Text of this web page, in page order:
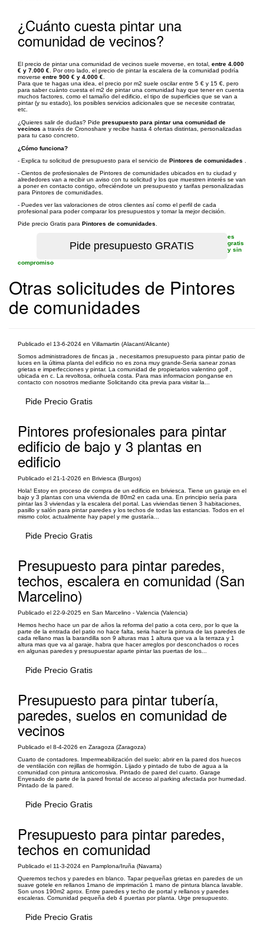
¿Cuánto cuesta pintar una
comunidad de vecinos?
El precio de pintar una comunidad de vecinos suele moverse, en total, entre 4.000
€ y 7.000 € . Por otro lado, el precio de pintar la escalera de la comunidad podría
moverse entre 900 € y 4.000 €
Para que te hagas una idea, el precio por m2 suele oscilar entre 5 € y 15 €, pero
para saber cuánto cuesta el m2 de pintar una comunidad hay que tener en cuenta
muchos factores, como el tamaño del edificio, el tipo de superficies que se van a
pintar (y su estado), los posibles servicios adicionales que se necesite contratar,
etc.
¿Quieres salir de dudas? Pide presupuesto para pintar una comunidad de
vecinos a través de Cronoshare y recibe hasta 4 ofertas distintas, personalizadas
para tu caso concreto.
¿Cómo funciona?
- Explica tu solicitud de presupuesto para el servicio de Pintores de comunidades
- Cientos de profesionales de Pintores de comunidades ubicados en tu ciudad y
alrededores van a recibir un aviso con tu solicitud y los que muestren interés se van
a poner en contacto contigo, ofreciéndote un presupuesto y tarifas personalizadas
para Pintores de comunidades.
- Puedes ver las valoraciones de otros clientes así como el perfil de cada
profesional para poder comparar los presupuestos y tomar la mejor decisión.
Pide precio Gratis para Pintores de comunidades
es
gratis
y sin
compromiso
Otras solicitudes de Pintores
de comunidades
Publicado el 13-6-2024 en Villamartin (Alacant/Alicante)
Somos administradores de fincas ja , necesitamos presupuesto para pintar patio de
luces en la última planta del edificio no es zona muy grande-Seria sanear zonas
grietas e imperfecciones y pintar. La comunidad de propietarios valentino golf ,
ubicada en c. La revoltosa, orihuela costa. Para mas informacion ponganse en
contacto con nosotros mediante Solicitando cita previa para visitar la...
Pide Precio Gratis
Pintores profesionales para pintar
edificio de bajo y 3 plantas en
edificio
Publicado el 21-1-2026 en Briviesca (Burgos)
Hola! Estoy en proceso de compra de un edificio en briviesca. Tiene un garaje en el
bajo y 3 plantas con una vivienda de 80m2 en cada una. En principio sería para
pintar las 3 viviendas y la escalera del portal. Las viviendas tienen 3 habitaciones,
pasillo y salón para pintar paredes y los techos de todas las estancias. Todos en el
mismo color, actualmente hay papel y me gustaría...
Pide Precio Gratis
Presupuesto para pintar paredes,
techos, escalera en comunidad (San
Marcelino)
Publicado el 22-9-2025 en San Marcelino - Valencia (Valencia)
Hemos hecho hace un par de años la reforma del patio a cota cero, por lo que la
parte de la entrada del patio no hace falta, seria hacer la pintura de las paredes de
cada rellano mas la barandilla son 9 alturas mas 1 altura que va a la terraza y 1
altura mas que va al garaje, habra que hacer arreglos por desconchados o roces
en algunas paredes y presupuestar aparte pintar las puertas de los...
Pide Precio Gratis
Presupuesto para pintar tubería,
paredes, suelos en comunidad de
vecinos
Publicado el 8-4-2026 en Zaragoza (Zaragoza)
Cuarto de contadores. Impermeabilización del suelo: abrir en la pared dos huecos
de ventilación con rejillas de hormigón. Lijado y pintado de tubo de agua a la
comunidad con pintura anticorrosiva. Pintado de pared del cuarto. Garage
Enyesado de parte de la pared frontal de acceso al parking afectada por humedad.
Pintado de la pared.
Pide Precio Gratis
Presupuesto para pintar paredes,
techos en comunidad
Publicado el 11-3-2024 en Pamplona/Iruña (Navarra)
Queremos techos y paredes en blanco. Tapar pequeñas grietas en paredes de un
suave gotele en rellanos 1mano de imprimación 1 mano de pintura blanca lavable.
Son unos 190m2 aprox. Entre paredes y techo de portal y rellanos y paredes
escaleras. Comunidad pequeña deb 4 puertas por planta. Urge presupuesto.
Pide Precio Gratis